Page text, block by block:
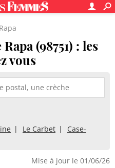
Rapa
(98751) : les
vous
Le Carbet
Case-
Mise à jour le 01/06/26